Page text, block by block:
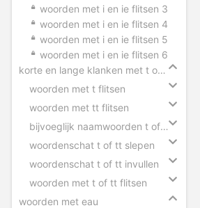
woorden met i en ie flitsen 3
woorden met i en ie flitsen 4
woorden met i en ie flitsen 5
woorden met i en ie flitsen 6
korte en lange klanken met t of tt
woorden met t flitsen
woorden met tt flitsen
bijvoeglijk naamwoorden t of tt
woordenschat t of tt slepen
woordenschat t of tt invullen
woorden met t of tt flitsen
woorden met eau